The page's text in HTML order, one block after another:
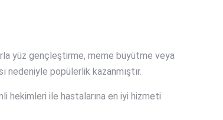
yüz gençleştirme, meme büyütme veya
nedeniyle popülerlik kazanmıştır.
hekimleri ile hastalarına en iyi hizmeti